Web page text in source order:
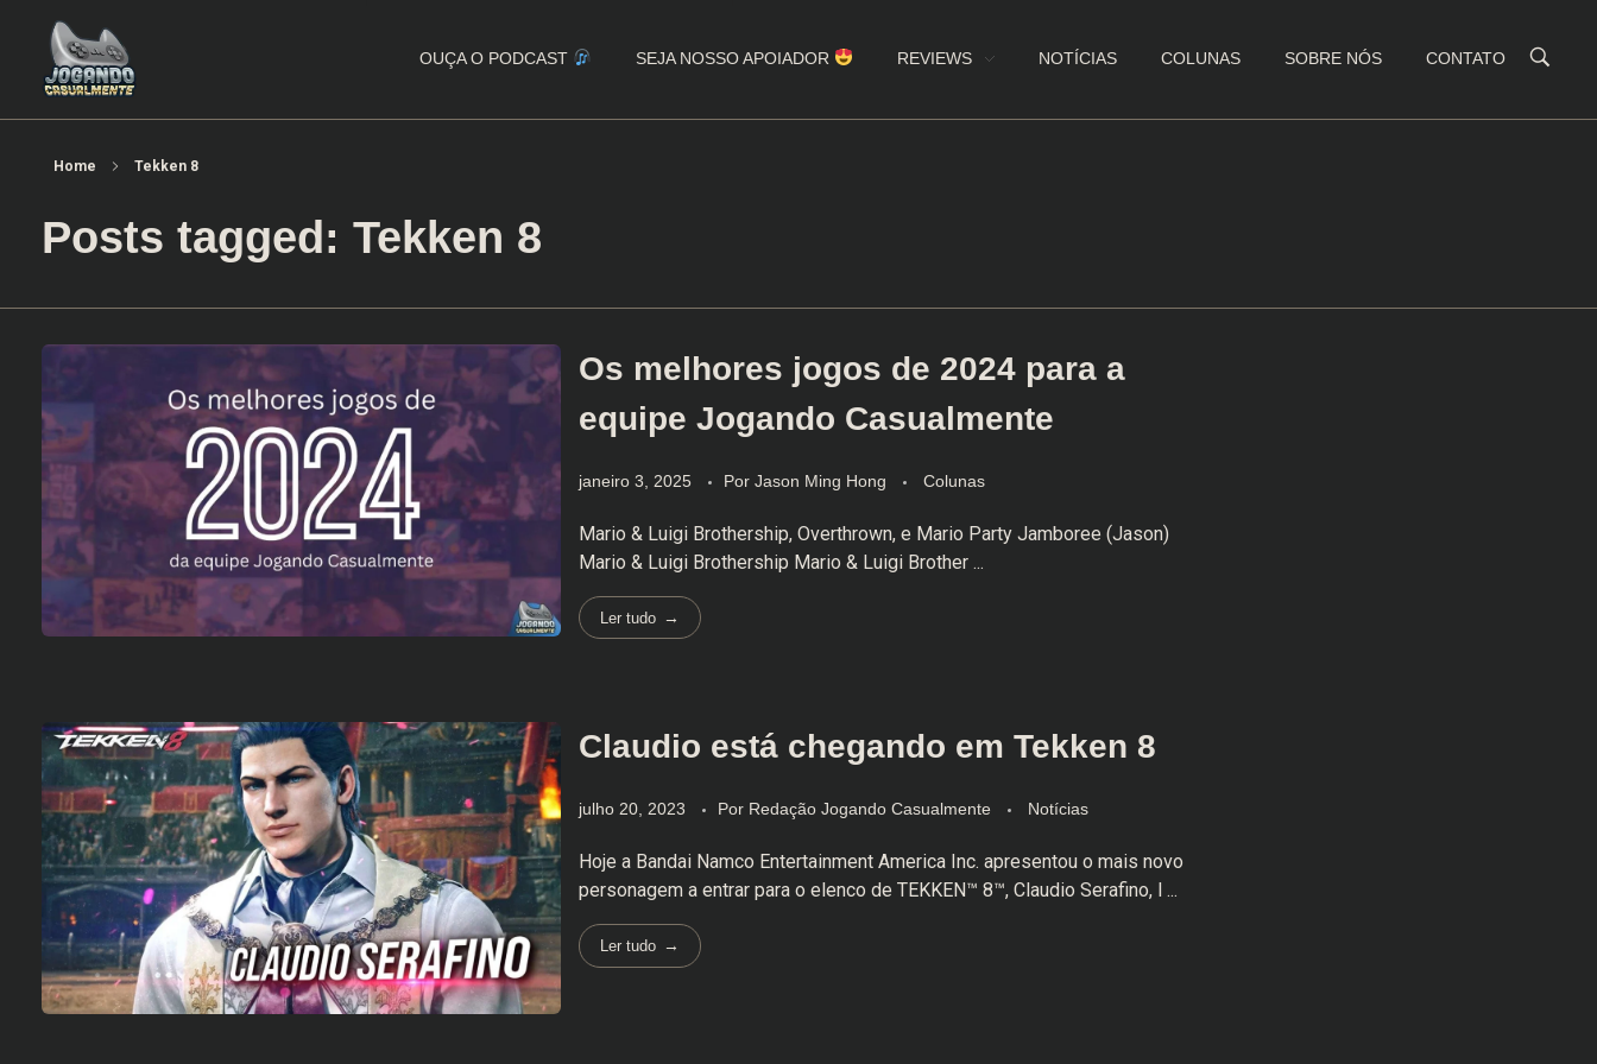
OUÇA O PODCAST SEJA NOSSO APOIADOR REVIEWS NOTÍCIAS COLUNAS SOBRE NÓS CONTATO
Home Tekken 8
Posts tagged: Tekken 8
Os melhores jogos de 2024 para a
equipe Jogando Casualmente
janeiro 3, 2025 Por Jason Ming Hong Colunas
Mario & Luigi Brothership, Overthrown, e Mario Party Jamboree (Jason)
Mario & Luigi Brothership Mario & Luigi Brother ...
Ler tudo
Claudio está chegando em Tekken 8
julho 20, 2023 Por Redação Jogando Casualmente Notícias
Hoje a Bandai Namco Entertainment America Inc. apresentou o mais novo
personagem a entrar para o elenco de TEKKEN™ 8™, Claudio Serafino, l ...
Ler tudo